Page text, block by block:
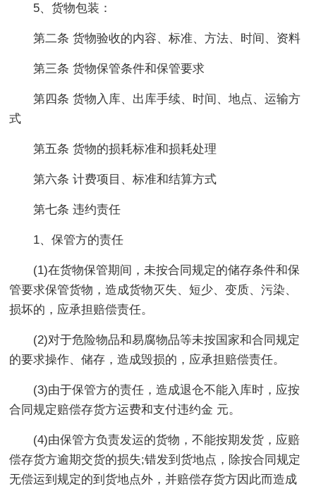
5、货物包装：
第二条 货物验收的内容、标准、方法、时间、资料
第三条 货物保管条件和保管要求
第四条 货物入库、出库手续、时间、地点、运输方
式
第五条 货物的损耗标准和损耗处理
第六条 计费项目、标准和结算方式
第七条 违约责任
1、保管方的责任
(1)在货物保管期间，未按合同规定的储存条件和保
管要求保管货物，造成货物灭失、短少、变质、污染、
损坏的，应承担赔偿责任。
(2)对于危险物品和易腐物品等未按国家和合同规定
的要求操作、储存，造成毁损的，应承担赔偿责任。
(3)由于保管方的责任，造成退仓不能入库时，应按
合同规定赔偿存货方运费和支付违约金 元。
(4)由保管方负责发运的货物，不能按期发货，应赔
偿存货方逾期交货的损失;错发到货地点，除按合同规定
无偿运到规定的到货地点外，并赔偿存货方因此而造成